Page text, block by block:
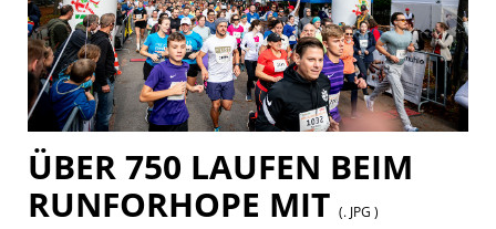
Media
Pressekontakt
ÜBER 750 LAUFEN BEIM
RUNFORHOPE MIT (. JPG )